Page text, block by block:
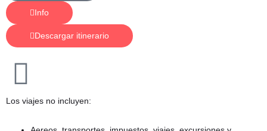
Info
Descargar itinerario
Los viajes no incluyen: